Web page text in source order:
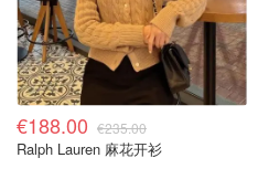
€188.00 €235.00
Ralph Lauren 麻花开衫